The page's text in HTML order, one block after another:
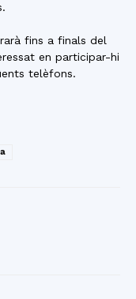
fins a finals del
en participar-hi
telèfons.